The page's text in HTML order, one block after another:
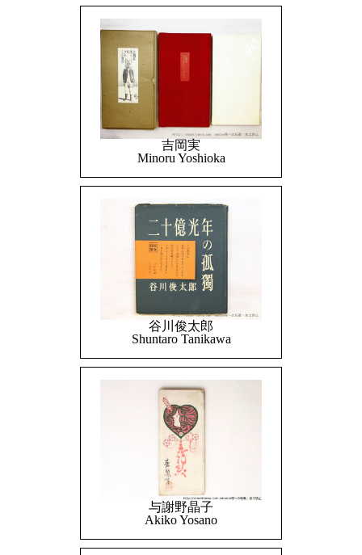
吉岡実
Minoru Yoshioka
谷川俊太郎
Shuntaro Tanikawa
与謝野晶子
Akiko Yosano